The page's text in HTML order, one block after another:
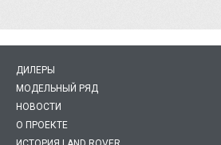
ДИЛЕРЫ
МОДЕЛЬНЫЙ РЯД
НОВОСТИ
О ПРОЕКТЕ